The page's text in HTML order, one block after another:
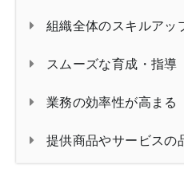
組織全体のスキルアッ
スムーズな育成・指導
業務の効率性が高まる
提供商品やサービスの